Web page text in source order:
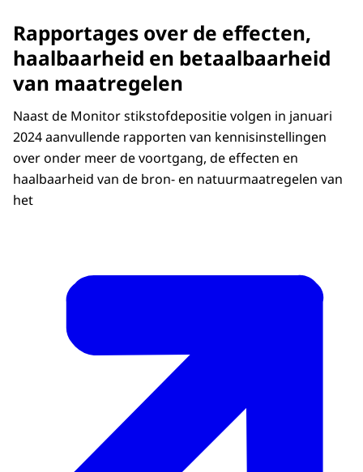
Rapportages over de effecten,
haalbaarheid en betaalbaarheid
van maatregelen
Naast de Monitor stikstofdepositie volgen in januari
2024 aanvullende rapporten van kennisinstellingen
over onder meer de voortgang, de effecten en
haalbaarheid van de bron- en natuurmaatregelen van
het